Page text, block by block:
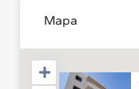
Mapa